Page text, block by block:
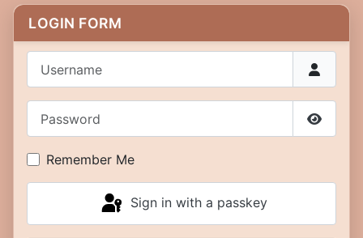
LOGIN FORM
Show
Remember Me
Sign in with a passkey